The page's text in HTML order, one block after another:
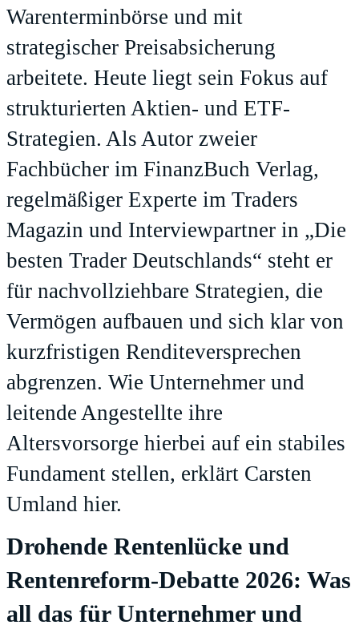
Warenterminbörse und mit
strategischer Preisabsicherung
arbeitete. Heute liegt sein Fokus auf
strukturierten Aktien- und ETF-
Strategien. Als Autor zweier
Fachbücher im FinanzBuch Verlag,
regelmäßiger Experte im Traders
Magazin und Interviewpartner in „Die
besten Trader Deutschlands“ steht er
für nachvollziehbare Strategien, die
Vermögen aufbauen und sich klar von
kurzfristigen Renditeversprechen
abgrenzen. Wie Unternehmer und
leitende Angestellte ihre
Altersvorsorge hierbei auf ein stabiles
Fundament stellen, erklärt Carsten
Umland hier.
Drohende Rentenlücke und
Rentenreform-Debatte 2026: Was
all das für Unternehmer und